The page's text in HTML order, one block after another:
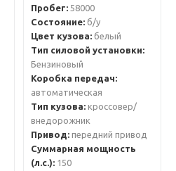
Пробег:58000
Состояние:б/у
Цвет кузова:белый
Тип силовой установки:
Бензиновый
Коробка передач:
автоматическая
Тип кузова:кроссовер/
внедорожник
Привод:передний привод
Суммарная мощность
(л.с.):150